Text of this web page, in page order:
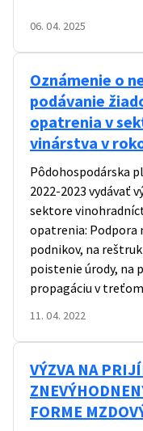
06. 04. 2025
Oznámenie o
podávanie
opatrenia v
vinárstva v
Pôdohospodárska
2022-2023 vydávať
sektore
opatrenia: Podpora
podnikov, na
poistenie úrody, na
propagáciu v
11. 04. 2022
VÝZVA NA
FORME